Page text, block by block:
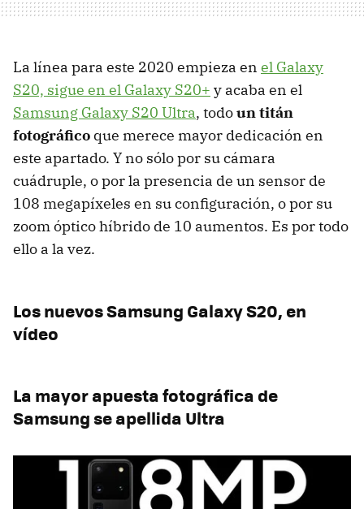
La línea para este 2020 empieza en el Galaxy
S20, sigue en el Galaxy S20+ y acaba en el
Samsung Galaxy S20 Ultra, todoun titán
fotográfico que merece mayor dedicación en
este apartado. Y no sólo por su cámara
cuádruple, o por la presencia de un sensor de
108 megapíxeles en su configuración, o por su
zoom óptico híbrido de 10 aumentos. Es por todo
ello a la vez.
Los nuevos Samsung Galaxy S20, en
vídeo
La mayor apuesta fotográfica de
Samsung se apellida Ultra